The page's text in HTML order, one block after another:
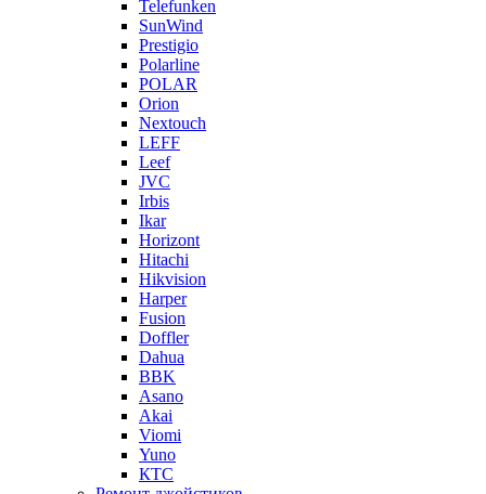
Telefunken
SunWind
Prestigio
Polarline
POLAR
Orion
Nextouch
LEFF
Leef
JVC
Irbis
Ikar
Horizont
Hitachi
Hikvision
Harper
Fusion
Doffler
Dahua
BBK
Asano
Akai
Viomi
Yuno
КТС